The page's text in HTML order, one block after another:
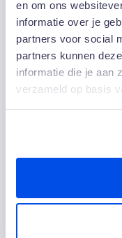
en om ons
informatie over je
partners voor social
partners kunnen
informatie die je aan
verzameld op basis
Anderen